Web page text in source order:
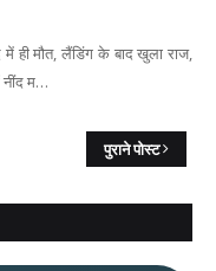
ही मौत, लैंडिंग के बाद खुला राज,
नींद म…
पुराने पोस्ट